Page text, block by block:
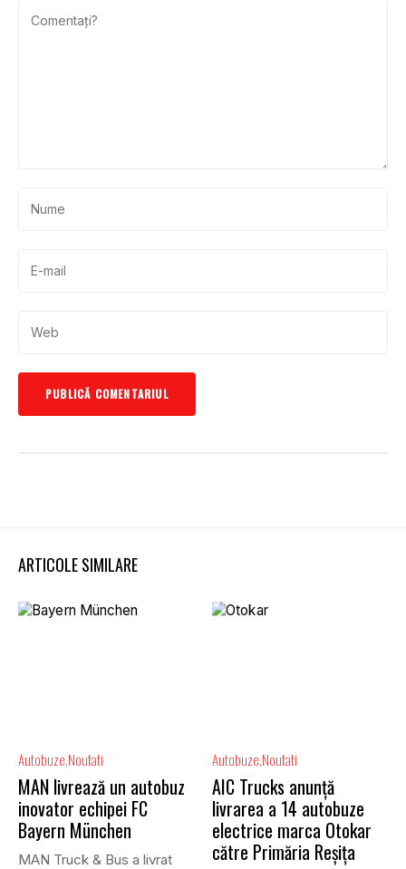
ARTICOLE SIMILARE
Autobuze Noutati
MAN livrează un autobuz
inovator echipei FC
Bayern München
MAN Truck & Bus a livrat
Autobuze Noutati
AIC Trucks anunță
livrarea a 14 autobuze
electrice marca Otokar
către Primăria Reșița